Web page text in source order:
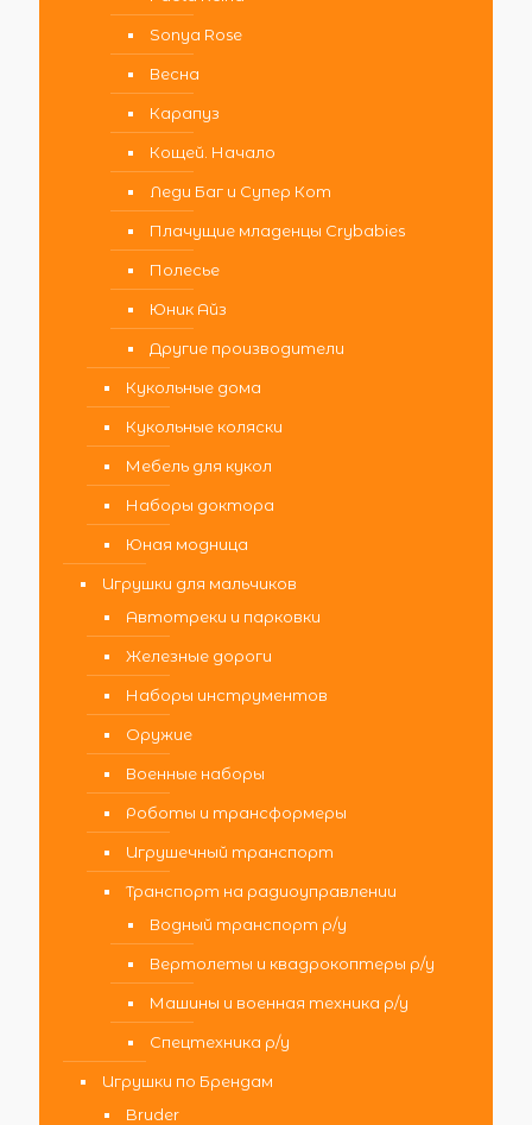
Sonya Rose
Весна
Карапуз
Кощей. Начало
Леди Баг и Супер Кот
Плачущие младенцы Crybabies
Полесье
Юник Айз
Другие производители
Кукольные дома
Кукольные коляски
Мебель для кукол
Наборы доктора
Юная модница
Игрушки для мальчиков
Автотреки и парковки
Железные дороги
Наборы инструментов
Оружие
Военные наборы
Роботы и трансформеры
Игрушечный транспорт
Транспорт на радиоуправлении
Водный транспорт р/у
Вертолеты и квадрокоптеры р/у
Машины и военная техника р/у
Спецтехника р/у
Игрушки по Брендам
Bruder